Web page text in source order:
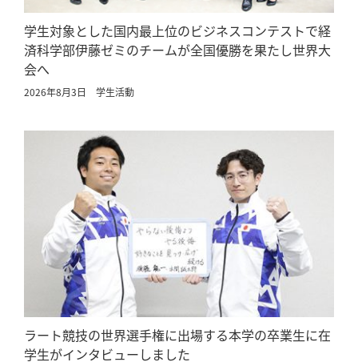
学生対象とした国内最上位のビジネスコンテストで経
済科学部伊藤ゼミのチームが全国優勝を果たし世界大
会へ
2026年8月3日 学生活動
ラート競技の世界選手権に出場する本学の卒業生に在
学生がインタビューしました